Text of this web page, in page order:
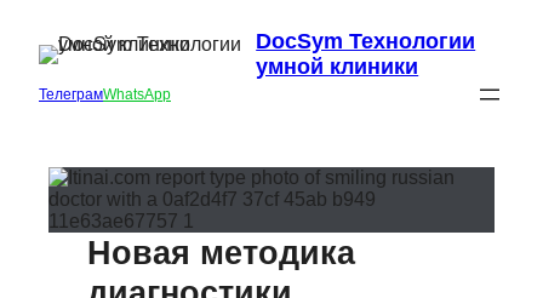
DocSym Технологии
умной клиники
ТелеграмWhatsApp
Новая методика